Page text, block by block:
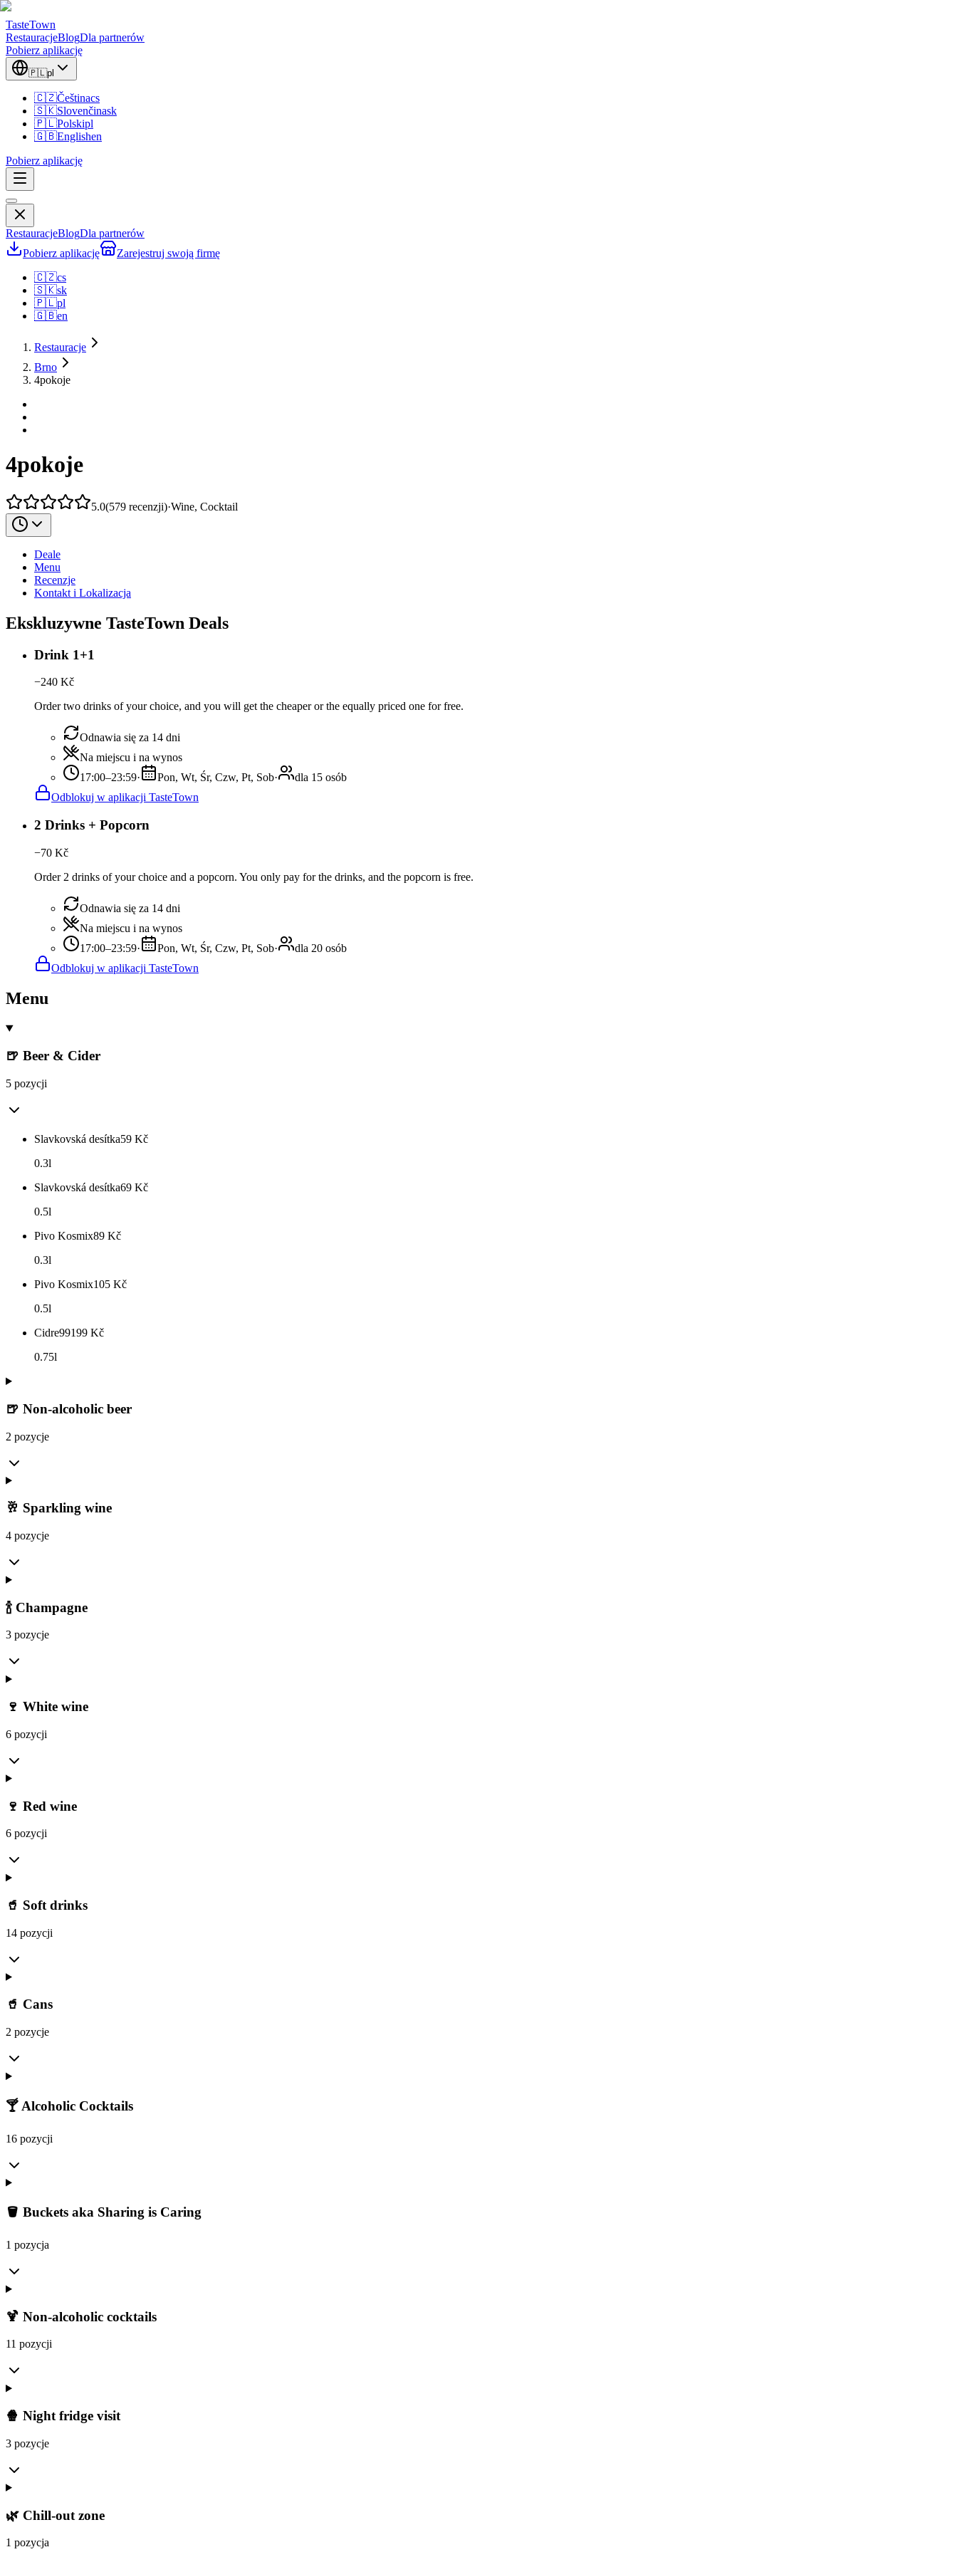
TasteTown
RestauracjeBlogDla partnerów
Pobierz aplikację
🇵🇱pl
🇨🇿Češtinacs
🇸🇰Slovenčinask
🇵🇱Polskipl
🇬🇧Englishen
Pobierz aplikację
RestauracjeBlogDla partnerów
Pobierz aplikację
Zarejestruj swoją firmę
🇨🇿cs
🇸🇰sk
🇵🇱pl
🇬🇧en
Restauracje
Brno
4pokoje
4pokoje
5.0(579 recenzji)·Wine, Cocktail
Deale
Menu
Recenzje
Kontakt i Lokalizacja
Ekskluzywne TasteTown Deals
Drink 1+1
−240 Kč
Order two drinks of your choice, and you will get the cheaper or the equally priced one for free.
Odnawia się za 14 dni
Na miejscu i na wynos
17:00–23:59· Pon, Wt, Śr, Czw, Pt, Sob·
dla 15 osób
Odblokuj w aplikacji TasteTown
2 Drinks + Popcorn
−70 Kč
Order 2 drinks of your choice and a popcorn. You only pay for the drinks, and the popcorn is free.
Odnawia się za 14 dni
Na miejscu i na wynos
17:00–23:59· Pon, Wt, Śr, Czw, Pt, Sob·
dla 20 osób
Odblokuj w aplikacji TasteTown
Menu
🍺 Beer & Cider
5 pozycji
Slavkovská desítka59 Kč
0.3l
Slavkovská desítka69 Kč
0.5l
Pivo Kosmix89 Kč
0.3l
Pivo Kosmix105 Kč
0.5l
Cidre99199 Kč
0.75l
🍺 Non-alcoholic beer
2 pozycje
🥂 Sparkling wine
4 pozycje
🍾 Champagne
3 pozycje
🍷 White wine
6 pozycji
🍷 Red wine
6 pozycji
🥤 Soft drinks
14 pozycji
🥤 Cans
2 pozycje
🍸 Alcoholic Cocktails
16 pozycji
🪣 Buckets aka Sharing is Caring
1 pozycja
🍹 Non-alcoholic cocktails
11 pozycji
🍿 Night fridge visit
3 pozycje
🌿 Chill-out zone
1 pozycja